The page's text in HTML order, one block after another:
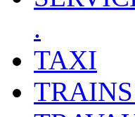
.
TAXI